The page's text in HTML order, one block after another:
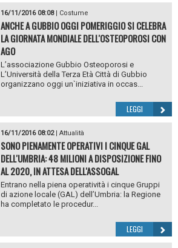
16/11/2016 08:08| Costume
ANCHE A GUBBIO OGGI POMERIGGIO SI CELEBRA
LA GIORNATA MONDIALE DELL'OSTEOPOROSI CON
AGO
L’associazione Gubbio Osteoporosi e
L’Università della Terza Età Città di Gubbio
organizzano oggi un`iniziativa in occas...
LEGGI
16/11/2016 08:02| Attualità
SONO PIENAMENTE OPERATIVI I CINQUE GAL
DELL'UMBRIA: 48 MILIONI A DISPOSIZIONE FINO
AL 2020, IN ATTESA DELL'ASSOGAL
Entrano nella piena operatività i cinque Gruppi
di azione locale (GAL) dell’Umbria: la Regione
ha completato le procedur...
LEGGI